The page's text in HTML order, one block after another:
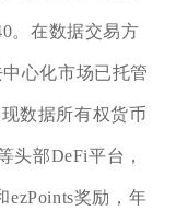
。在数据交易方
心化市场已托管
数据所有权货币
头部DeFi平台，
ezPoints奖励，年